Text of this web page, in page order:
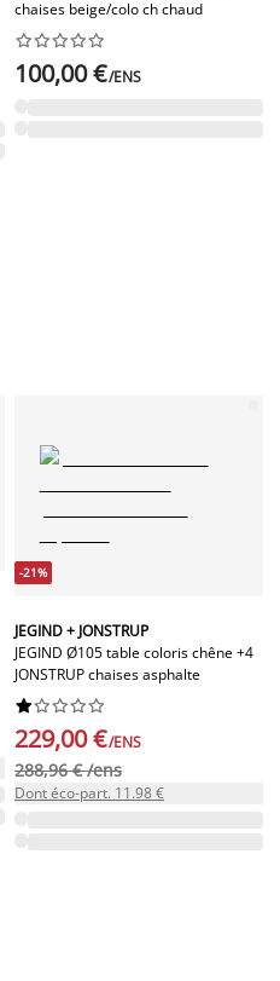
chaises beige/colo ch chaud






100,00 €/ENS
-21%
JEGIND + JONSTRUP
JEGIND Ø105 table coloris chêne +4
JONSTRUP chaises asphalte






229,00 €/ENS
288,96 € /ens
Dont éco-part. 11.98 €